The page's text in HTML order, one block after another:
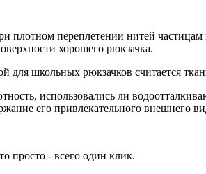
переплетении нитей частицам
хорошего рюкзачка.
для школьных рюкзачков считается
использовались ли
его привлекательного внешнего
просто - всего один клик.